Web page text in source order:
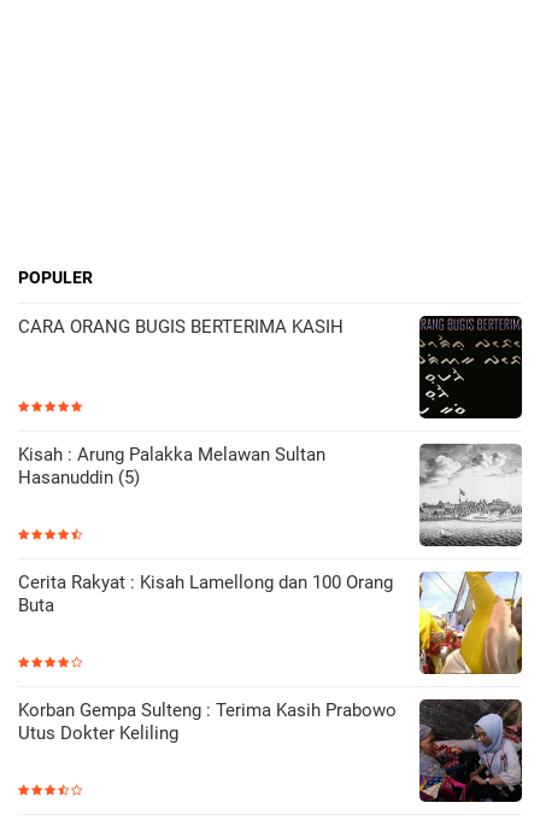
POPULER
CARA ORANG BUGIS BERTERIMA KASIH
Kisah : Arung Palakka Melawan Sultan
Hasanuddin (5)
Cerita Rakyat : Kisah Lamellong dan 100 Orang
Buta
Korban Gempa Sulteng : Terima Kasih Prabowo
Utus Dokter Keliling